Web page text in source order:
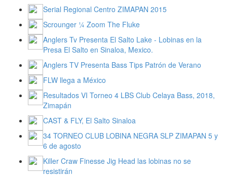
Serial Regional Centro ZIMAPAN 2015
Scrounger ¼ Zoom The Fluke
Anglers Tv Presenta El Salto Lake - Lobinas en la
Presa El Salto en Sinaloa, Mexico.
Anglers TV Presenta Bass Tips Patrón de Verano
FLW llega a México
Resultados VI Torneo 4 LBS Club Celaya Bass, 2018,
Zimapán
CAST & FLY, El Salto Sinaloa
34 TORNEO CLUB LOBINA NEGRA SLP ZIMAPAN 5 y
6 de agosto
Killer Craw Finesse Jig Head las lobinas no se
resistirán